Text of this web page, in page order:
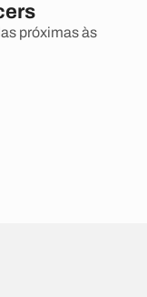
próximas às